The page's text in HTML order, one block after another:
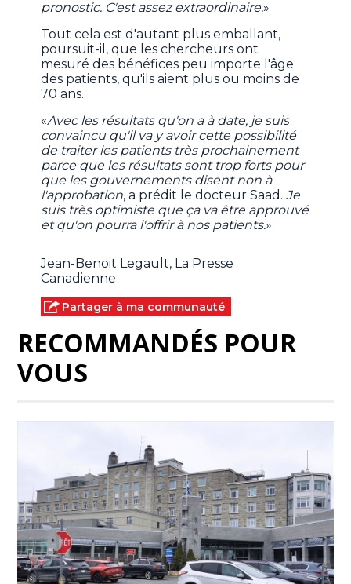
pronostic. C'est assez extraordinaire.»
Tout cela est d'autant plus emballant,
poursuit-il, que les chercheurs ont
mesuré des bénéfices peu importe l'âge
des patients, qu'ils aient plus ou moins de
70 ans.
«Avec les résultats qu'on a à date, je suis
convaincu qu'il va y avoir cette possibilité
de traiter les patients très prochainement
parce que les résultats sont trop forts pour
que les gouvernements disent non à
l'approbation, a prédit le docteur Saad.Je
suis très optimiste que ça va être approuvé
et qu'on pourra l'offrir à nos patients.»
Jean-Benoit Legault, La Presse
Canadienne
Partager à ma communauté
RECOMMANDÉS POUR
VOUS